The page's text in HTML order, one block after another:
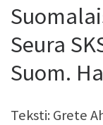
Seura
Suom.
Teksti: Grete